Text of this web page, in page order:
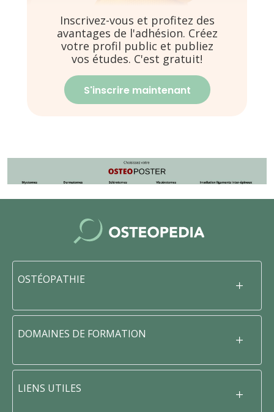
Inscrivez-vous et profitez des
avantages de l'adhésion. Créez
votre profil public et publiez
vos études. C'est gratuit!
S'inscrire maintenant
OSTÉOPATHIE
DOMAINES DE FORMATION
LIENS UTILES